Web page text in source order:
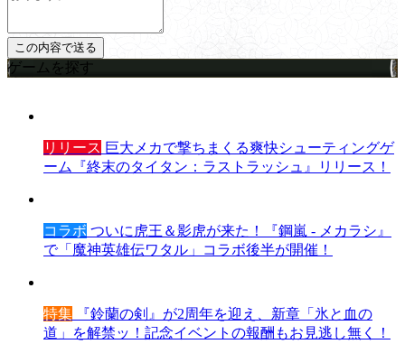
ゲームを探す
リリース 巨大メカで撃ちまくる爽快シューティングゲ
ーム『終末のタイタン：ラストラッシュ』リリース！
コラボ ついに虎王＆影虎が来た！『鋼嵐 - メカラシ』
で「魔神英雄伝ワタル」コラボ後半が開催！
特集 『鈴蘭の剣』が2周年を迎え、新章「氷と血の
道」を解禁ッ！記念イベントの報酬もお見逃し無く！